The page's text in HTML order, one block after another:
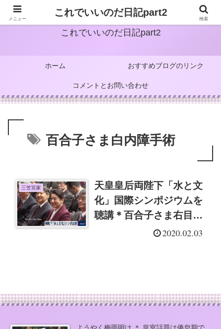
これでいいのだ日記part2
ホーム おすすめブログのリンク
コメントとお問い合わせ
百合子さま白内障手術
三笠宮家
天皇皇后両陛下「水と文
化」国際シンポジウムを
聴講＊百合子さま右目白
2020.02.03
ようやく梅雨明け ＊ 皇室話題は倦怠期で
メニュー
これでいいのだ日記part2
検索